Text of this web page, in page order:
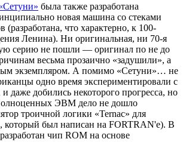
была также разработана
новая машина со стеками
(разработана, что характерно, к 100-
Ленина). Ни оригинальная, ни 70-я
серию не пошли — оригинал по не до
весьма прозаично «задушили», а
экземпляром. А помимо «Сетуни»… не
одно время экспериментировали с
даже добились некоторого прогресса, но
ЭВМ дело не дошло
троичной логики «Ternac» для
был написан на FORTRAN'е). В
чип ROM на основе